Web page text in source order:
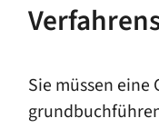
Sie müssen